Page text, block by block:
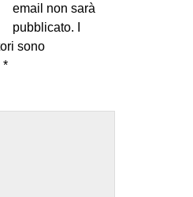
email non sarà
pubblicato.
sono
*